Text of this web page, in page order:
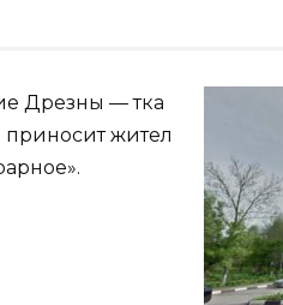
Дрезны — тка
жител